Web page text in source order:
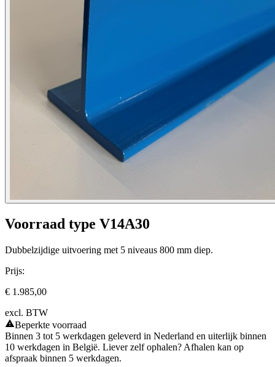
Voorraad type V14A30
Dubbelzijdige uitvoering met 5 niveaus 800 mm diep.
Prijs:
€ 1.985,00
excl. BTW
Beperkte voorraad
Binnen 3 tot 5 werkdagen geleverd in Nederland en uiterlijk binnen
10 werkdagen in België. Liever zelf ophalen? Afhalen kan op
afspraak binnen 5 werkdagen.